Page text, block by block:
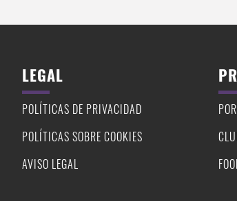
LEGAL
POLÍTICAS DE PRIVACIDAD
POLÍTICAS SOBRE COOKIES
AVISO LEGAL